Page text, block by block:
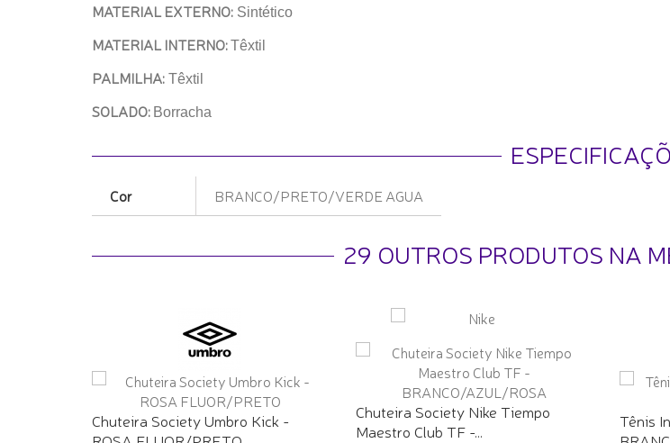
MATERIAL EXTERNO: Sintético
MATERIAL INTERNO:Têxtil
PALMILHA: Têxtil
SOLADO: Borracha
Cor BRANCO/PRETO/VERDE AGUA
29 OUTROS PRODUTOS NA
Chuteira Society Umbro Kick -
Chuteira Society Nike Tiempo
Maestro Club TF -...
Tênis